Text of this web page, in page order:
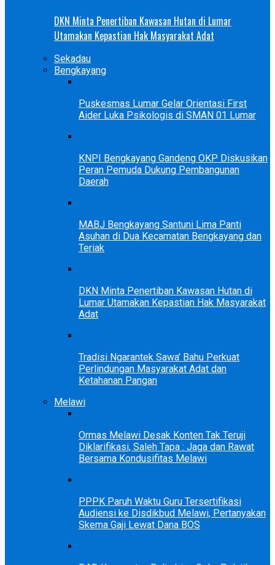
DKN Minta Penertiban Kawasan Hutan di Lumar
Utamakan Kepastian Hak Masyarakat Adat
Sekadau
Bengkayang
Puskesmas Lumar Gelar Orientasi First
Aider Luka Psikologis di SMAN 01 Lumar
KNPI Bengkayang Gandeng OKP Diskusikan
Peran Pemuda Dukung Pembangunan
Daerah
MABJ Bengkayang Santuni Lima Panti
Asuhan di Dua Kecamatan Bengkayang dan
Teriak
DKN Minta Penertiban Kawasan Hutan di
Lumar Utamakan Kepastian Hak Masyarakat
Adat
Tradisi Ngarantek Sawa’ Bahu Perkuat
Perlindungan Masyarakat Adat dan
Ketahanan Pangan
Melawi
Ormas Melawi Desak Konten Tak Teruji
Diklarifikasi, Saleh Tapa : Jaga dan Rawat
Bersama Kondusifitas Melawi
PPPK Paruh Waktu Guru Tersertifikasi
Audiensi ke Disdikbud Melawi, Pertanyakan
Skema Gaji Lewat Dana BOS